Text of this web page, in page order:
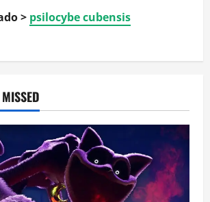
> psilocybe cubensis